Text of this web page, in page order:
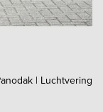
| Luchtvering